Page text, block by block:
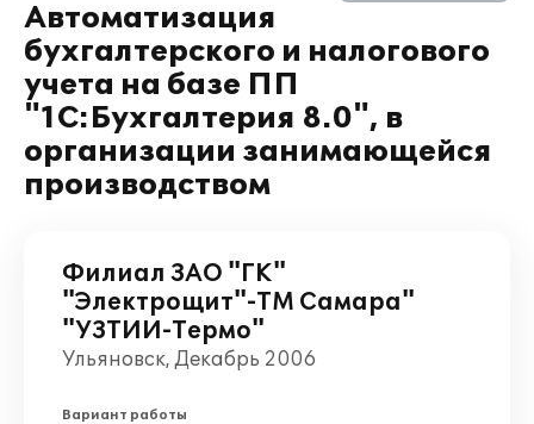
Автоматизация
бухгалтерского и налогового
учета на базе ПП
"1C:Бухгалтерия 8.0", в
организации занимающейся
производством
Филиал ЗАО "ГК"
"Электрощит"-ТМ Самара"
"УЗТИИ-Термо"
Ульяновск, Декабрь 2006
Вариант работы